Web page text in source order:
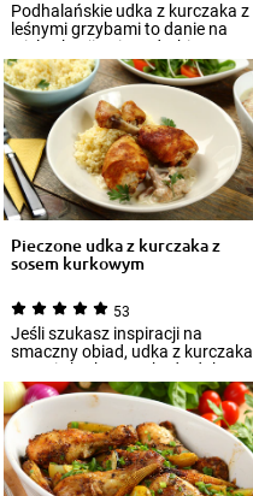
Podhalańskie udka z kurczaka z
leśnymi grzybami to danie na
wiele okazji. Mięso drobiowe
duszone...
Pieczone udka z kurczaka z
sosem kurkowym
53
Jeśli szukasz inspiracji na
smaczny obiad, udka z kurczaka
w sosie kurkowym będą dobrym
rozwiązan...